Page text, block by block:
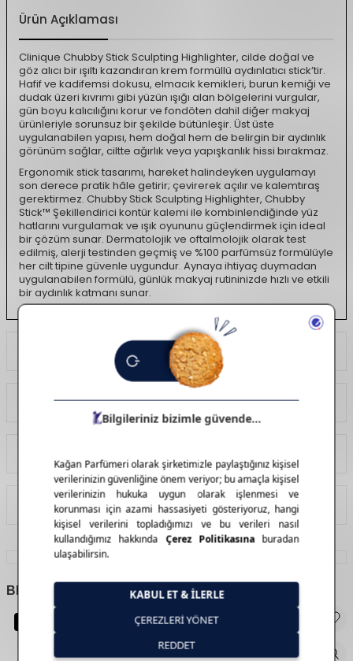
Ürün Açıklaması
Clinique Chubby Stick Sculpting Highlighter, cilde doğal ve
göz alıcı bir ışıltı kazandıran krem formüllü aydınlatıcı stick’tir.
Hafif ve kadifemsi dokusu, elmacık kemikleri, burun kemiği ve
dudak üzeri kıvrımı gibi yüzün ışığı alan bölgelerini vurgular,
gün boyu kalıcılığını korur ve fondöten dahil diğer makyaj
ürünleriyle sorunsuz bir şekilde bütünleşir. Üst üste
uygulanabilen yapısı, hem doğal hem de belirgin bir aydınlık
görünüm sağlar, ciltte ağırlık veya yapışkanlık hissi bırakmaz.
Ergonomik stick tasarımı, hareket halindeyken uygulamayı
son derece pratik hâle getirir; çevirerek açılır ve kalemtıraş
gerektirmez. Chubby Stick Sculpting Highlighter, Chubby
Stick™ Şekillendirici kontür kalemi ile kombinlendiğinde yüz
hatlarını vurgulamak ve ışık oyununu güçlendirmek için ideal
bir çözüm sunar. Dermatolojik ve oftalmolojik olarak test
edilmiş, alerji testinden geçmiş ve %100 parfümsüz formülüyle
her cilt tipine güvenle uygundur. Aynaya ihtiyaç duymadan
uygulanabilen formülü, günlük makyaj rutininizde hızlı ve etkili
bir aydınlık katmanı sunar.
Ödeme Seçenekleri
Yorumlar
İade Koşulları
BENZER